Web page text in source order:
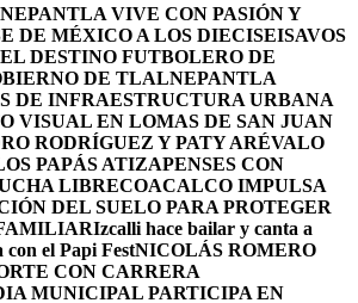
VIVE CON PASIÓN Y
DE MÉXICO A LOS DIECISEISAVOS
DESTINO FUTBOLERO DE
DE TLALNEPANTLA
DE INFRAESTRUCTURA URBANA
VISUAL EN LOMAS DE SAN JUAN
RODRÍGUEZ Y PATY ARÉVALO
PAPÁS ATIZAPENSES CON
LIBRECOACALCO IMPULSA
DEL SUELO PARA PROTEGER
Izcalli hace bailar y canta a
con el Papi FestNICOLÁS ROMERO
CON CARRERA
MUNICIPAL PARTICIPA EN